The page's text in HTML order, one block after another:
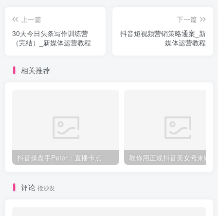
上一篇
30天今日头条写作训练营
（完结）_新媒体运营教程
下一篇
抖音短视频营销策略通案_新
媒体运营教程
相关推荐
抖音操盘手Peter：直播卡点、直播间冷启动分享
评论 抢沙发